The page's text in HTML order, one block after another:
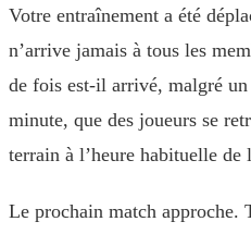
Votre entraînement a été
n’arrive jamais à tous les
de fois est-il arrivé, malgré un
minute, que des joueurs se
terrain à l’heure habituelle de
Le prochain match approche.